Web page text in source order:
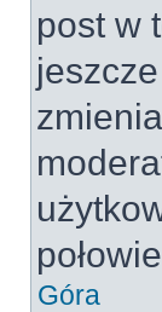
post w
Góra